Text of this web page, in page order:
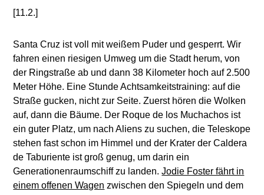
[11.2.]
Santa Cruz ist voll mit weißem Puder und gesperrt. Wir
fahren einen riesigen Umweg um die Stadt herum, von
der Ringstraße ab und dann 38 Kilometer hoch auf 2.500
Meter Höhe. Eine Stunde Achtsamkeitstraining: auf die
Straße gucken, nicht zur Seite. Zuerst hören die Wolken
auf, dann die Bäume. Der Roque de los Muchachos ist
ein guter Platz, um nach Aliens zu suchen, die Teleskope
stehen fast schon im Himmel und der Krater der Caldera
de Taburiente ist groß genug, um darin ein
Generationenraumschiff zu landen.Jodie Foster fährt in
einem offenen Wagen zwischen den Spiegeln und dem